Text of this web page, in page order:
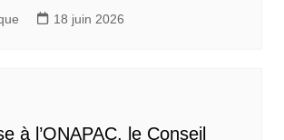
18 juin 2026
à l’ONAPAC, le Conseil